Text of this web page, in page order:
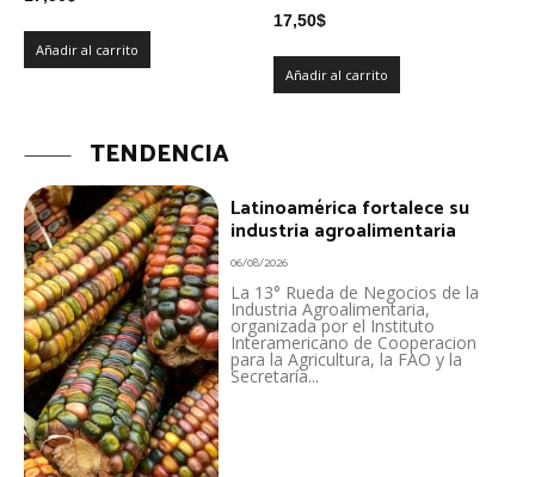
Añadir al carrito
17,50$
Añadir al carrito
TENDENCIA
Latinoamérica fortalece su
industria agroalimentaria
06/08/2026
La 13° Rueda de Negocios de la
Industria Agroalimentaria,
organizada por el Instituto
Interamericano de Cooperacion
para la Agricultura, la FAO y la
Secretaría...